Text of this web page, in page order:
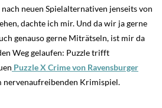
neuen Spielalternativen jenseits von
dachte ich mir. Und da wir ja gerne
genauso gerne Miträtseln, ist mir da
Weg gelaufen: Puzzle trifft
Puzzle X Crime von Ravensburger
nervenaufreibenden Krimispiel.